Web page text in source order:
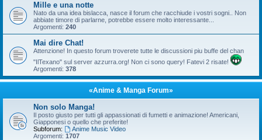
Mille e una notte
Nato da una idea bislacca, nasce il forum che racchiude i vostri sogni.. Non
abbiate timore di parlarne, potrebbe essere molto interessante...
Argomenti: 240
Mai dire Chat!
Attenzione! In questo forum troverete tutte le discussioni piu buffe del chan
"IlTexano" sul server azzurra.org! Non ci sono query! Fatevi 2 risate!
Argomenti: 378
«Anime & Manga Forum»
Non solo Manga!
Il posto giusto per tutti gli appassionati di fumetti e animazione! Americani,
Giapponesi o quello che preferite!
Subforum:
Anime Music Video
Argomenti: 1707